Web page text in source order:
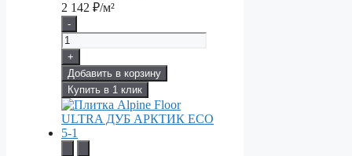
2 142 ₽/м²
-
+
Добавить в корзину
Купить в 1 клик